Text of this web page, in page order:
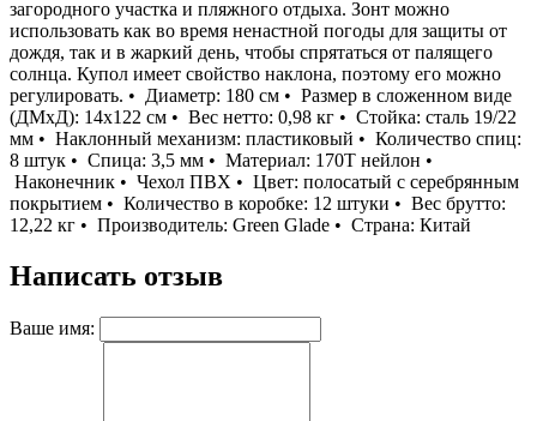
загородного участка и пляжного отдыха. Зонт можно
использовать как во время ненастной погоды для защиты от
дождя, так и в жаркий день, чтобы спрятаться от палящего
солнца. Купол имеет свойство наклона, поэтому его можно
регулировать. • Диаметр: 180 cм • Размер в сложенном виде
(ДМхД): 14х122 см • Вес нетто: 0,98 кг • Стойка: сталь 19/22
мм • Наклонный механизм: пластиковый • Количество спиц:
8 штук • Спица: 3,5 мм • Материал: 170T нейлон •
Наконечник • Чехол ПВХ • Цвет: полосатый с серебрянным
покрытием • Количество в коробке: 12 штуки • Вес брутто:
12,22 кг • Производитель: Green Glade • Страна: Китай
Написать отзыв
Ваше имя: